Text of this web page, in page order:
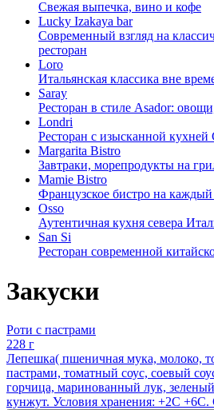
Свежая выпечка, вино и кофе
Lucky Izakaya bar
Современный взгляд на
ресторан
Loro
Итальянская классика вне
Saray
Ресторан в стиле Asador:
Londri
Ресторан с изысканной
Margarita Bistro
Завтраки, морепродукты на
Mamie Bistro
Французское бистро на каждый
Osso
Аутентичная кухня севера
San Si
Ресторан современной
Закуски
Роти с пастрами
228 г
Лепешка( пшеничная мука, молоко,
пастрами, томатный соус, соевый
горчица, маринованный лук,
кунжут. Условия хранения: +2С +6С.